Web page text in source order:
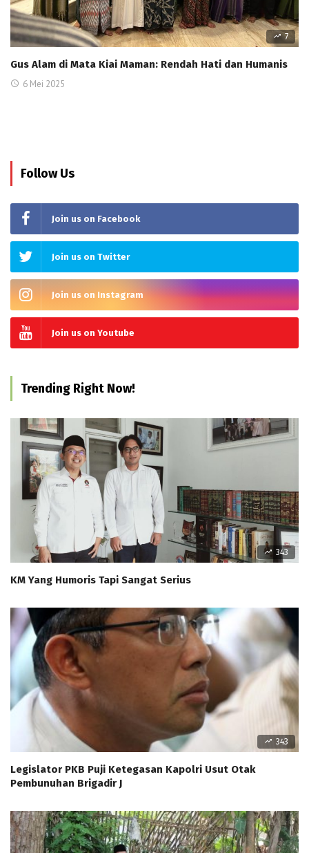
7
Gus Alam di Mata Kiai Maman: Rendah Hati dan Humanis
6 Mei 2025
Follow Us
Join us on Facebook
Join us on Twitter
Join us on Instagram
Join us on Youtube
Trending Right Now!
343
KM Yang Humoris Tapi Sangat Serius
343
Legislator PKB Puji Ketegasan Kapolri Usut Otak
Pembunuhan Brigadir J